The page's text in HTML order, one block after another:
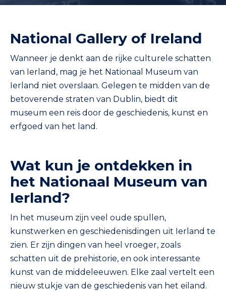
National Gallery of Ireland
Wanneer je denkt aan de rijke culturele schatten
van Ierland, mag je het Nationaal Museum van
Ierland niet overslaan. Gelegen te midden van de
betoverende straten van Dublin, biedt dit
museum een reis door de geschiedenis, kunst en
erfgoed van het land.
Wat kun je ontdekken in
het Nationaal Museum van
Ierland?
In het museum zijn veel oude spullen,
kunstwerken en geschiedenisdingen uit Ierland te
zien. Er zijn dingen van heel vroeger, zoals
schatten uit de prehistorie, en ook interessante
kunst van de middeleeuwen. Elke zaal vertelt een
nieuw stukje van de geschiedenis van het eiland.